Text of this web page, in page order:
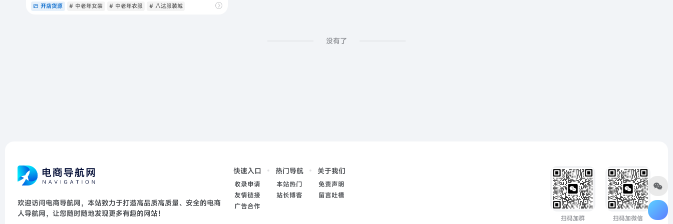
开店货源 # 中老年女装 # 中老年衣服 # 八达服装城
没有了
欢迎访问电商导航网，本站致力于打造高品质高质量、安全的电商
人导航网，让您随时随地发现更多有趣的网站！
快速入口
收录申请
友情链接
广告合作
热门导航
本站热门
站长博客
关于我们
免责声明
留言吐槽
扫码加群 扫码加微信